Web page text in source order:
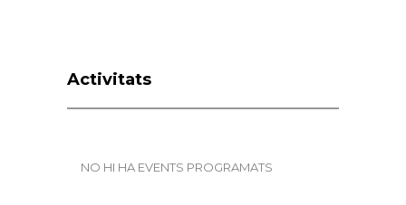
Activitats
NO HI HA EVENTS PROGRAMATS